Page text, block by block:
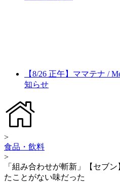
【8/26 正午】ママテナ /
知らせ
>
食品・飲料
>
「組み合わせが斬新」【セブ
たことがない味だった